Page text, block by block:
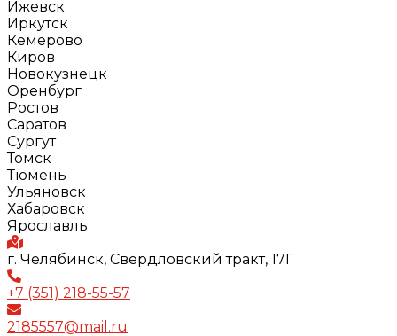
Ижевск
Иркутск
Кемерово
Киров
Новокузнецк
Оренбург
Ростов
Саратов
Сургут
Томск
Тюмень
Ульяновск
Хабаровск
Ярославль
г. Челябинск, Свердловский тракт, 17Г
+7 (351) 218-55-57
2185557@mail.ru